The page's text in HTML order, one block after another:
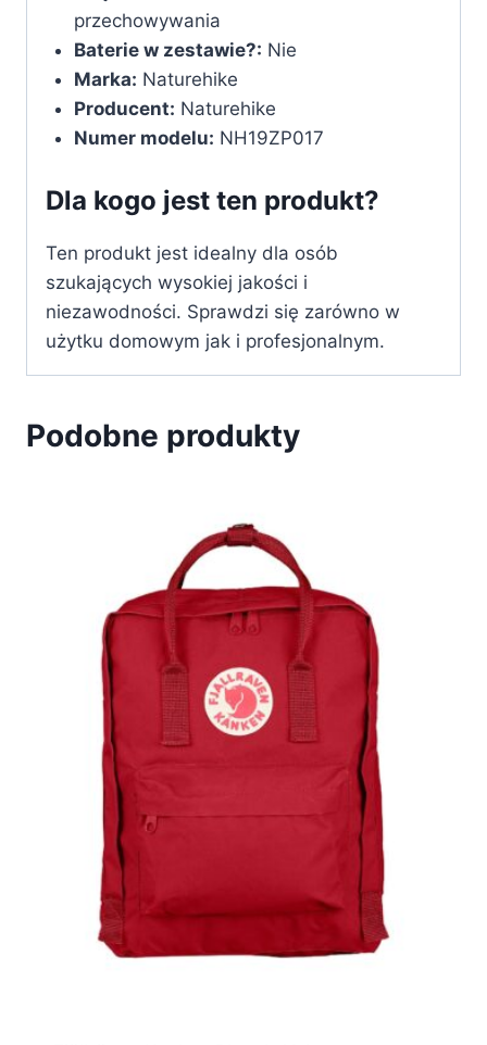
przechowywania
Baterie w zestawie?: ‎Nie
Marka: ‎Naturehike
Producent: ‎Naturehike
Numer modelu: ‎NH19ZP017
Dla kogo jest ten produkt?
Ten produkt jest idealny dla osób
szukających wysokiej jakości i
niezawodności. Sprawdzi się zarówno w
użytku domowym jak i profesjonalnym.
Podobne produkty